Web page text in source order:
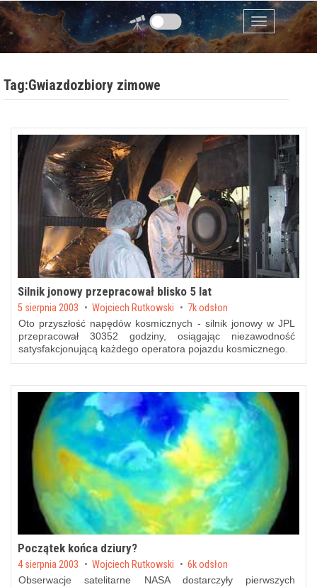
Przejdź do zawartości
Menu
Tag:Gwiazdozbiory zimowe
Silnik jonowy przepracował blisko 5 lat
Posted on
5 sierpnia 2003 byWojciech Rutkowski 7k odsłon
Oto przyszłość napędów kosmicznych - silnik jonowy w JPL
przepracował 30352 godziny, osiągając niezawodność
satysfakcjonującą każdego operatora pojazdu kosmicznego.
Początek końca dziury?
Posted on
4 sierpnia 2003 byWojciech Rutkowski 6k odsłon
Obserwacje satelitarne NASA dostarczyły pierwszych